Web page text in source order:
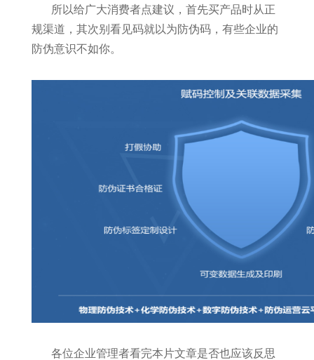
所以给广大消费者点建议，首先买产品时从正
规渠道，其次别看见码就以为防伪码，有些企业的
防伪意识不如你。
各位企业管理者看完本片文章是否也应该反思